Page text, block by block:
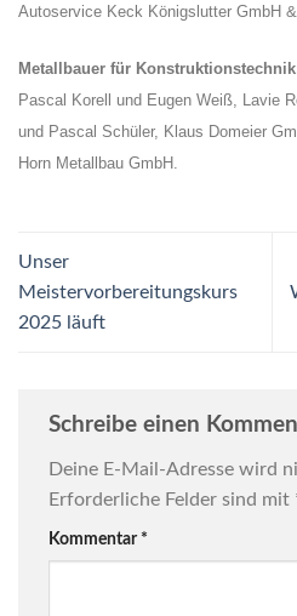
Autoservice Keck Königslutter GmbH &
Metallbauer für
Pascal Korell und Eugen Weiß, Lavie
und Pascal Schüler, Klaus Domeier
Horn Metallbau GmbH.
Unser
Meistervorbereitungskurs
2025 läuft
Schreibe einen
Deine E-Mail-Adresse wird
Erforderliche Felder sind mit
Kommentar *